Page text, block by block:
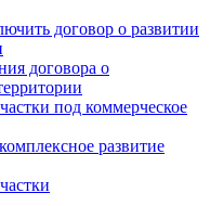
договор о развитии
договора о
под коммерческое
развитие